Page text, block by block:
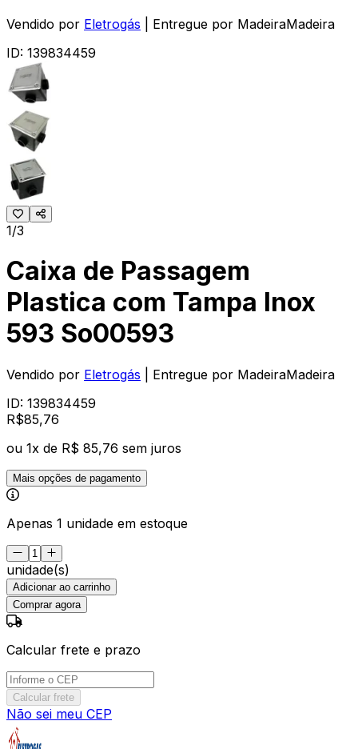
Vendido por Eletrogás | Entregue por MadeiraMadeira
ID: 139834459
1/3
Caixa de Passagem
Plastica com Tampa Inox
593 So00593
Vendido por Eletrogás | Entregue por MadeiraMadeira
ID: 139834459
R$85,76
ou 1x de R$ 85,76 sem juros
Mais opções de pagamento
Apenas 1 unidade em estoque
unidade(s)
Adicionar ao carrinho
Comprar agora
Calcular frete e prazo
Calcular frete
Não sei meu CEP